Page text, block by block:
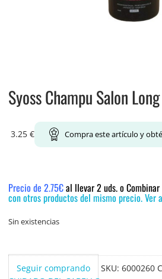
Syoss Champu Salon
3.25 € Compra este artículo y
Precio de 2.75€al llevar 2 uds. o Combinar
con otros productos del mismo precio. Ver
Sin existencias
Seguir comprando SKU: 6000260